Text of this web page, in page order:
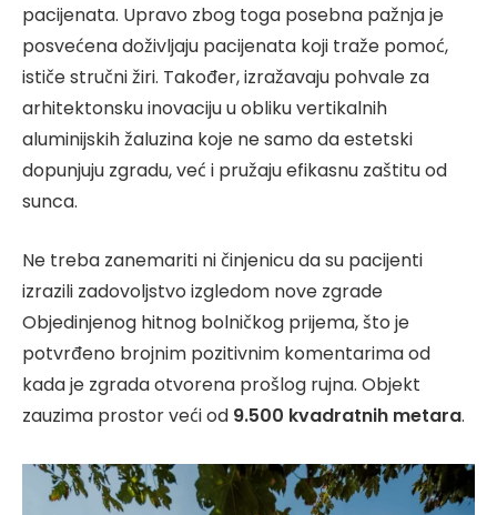
pacijenata. Upravo zbog toga posebna pažnja je
posvećena doživljaju pacijenata koji traže pomoć,
ističe stručni žiri. Također, izražavaju pohvale za
arhitektonsku inovaciju u obliku vertikalnih
aluminijskih žaluzina koje ne samo da estetski
dopunjuju zgradu, već i pružaju efikasnu zaštitu od
sunca.
Ne treba zanemariti ni činjenicu da su pacijenti
izrazili zadovoljstvo izgledom nove zgrade
Objedinjenog hitnog bolničkog prijema, što je
potvrđeno brojnim pozitivnim komentarima od
kada je zgrada otvorena prošlog rujna. Objekt
zauzima prostor veći od 9.500 kvadratnih metara.